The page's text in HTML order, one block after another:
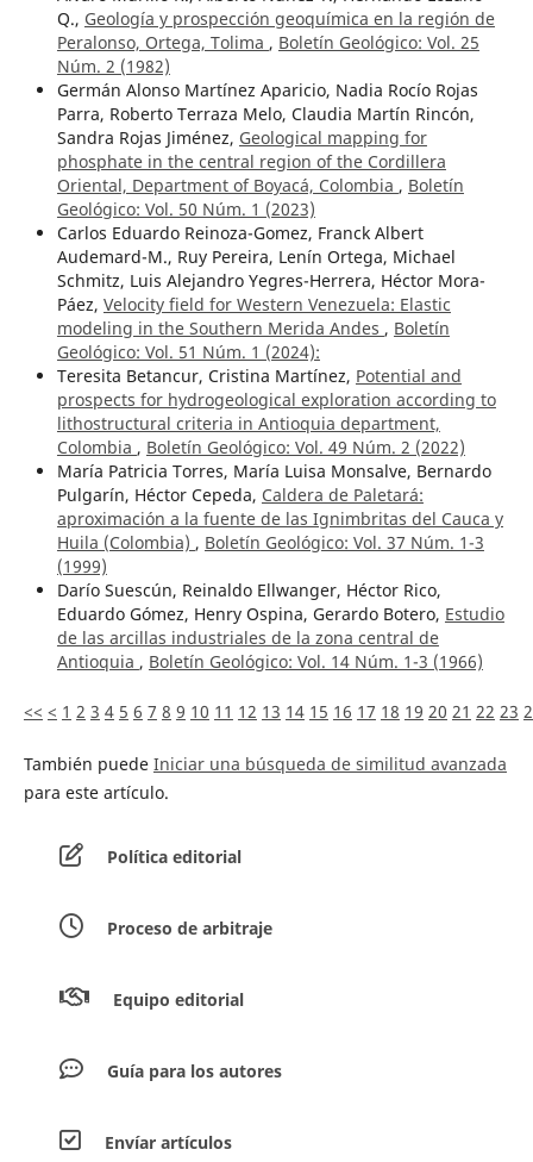
Q., Geología y prospección geoquímica en la región de
Peralonso, Ortega, Tolima , Boletín Geológico: Vol. 25
Núm. 2 (1982)
Germán Alonso Martínez Aparicio, Nadia Rocío Rojas
Parra, Roberto Terraza Melo, Claudia Martín Rincón,
Sandra Rojas Jiménez, Geological mapping for
phosphate in the central region of the Cordillera
Oriental, Department of Boyacá, Colombia , Boletín
Geológico: Vol. 50 Núm. 1 (2023)
Carlos Eduardo Reinoza-Gomez, Franck Albert
Audemard-M., Ruy Pereira, Lenín Ortega, Michael
Schmitz, Luis Alejandro Yegres-Herrera, Héctor Mora-
Páez, Velocity field for Western Venezuela: Elastic
modeling in the Southern Merida Andes , Boletín
Geológico: Vol. 51 Núm. 1 (2024):
Teresita Betancur, Cristina Martínez, Potential and
prospects for hydrogeological exploration according to
lithostructural criteria in Antioquia department,
Colombia , Boletín Geológico: Vol. 49 Núm. 2 (2022)
María Patricia Torres, María Luisa Monsalve, Bernardo
Pulgarín, Héctor Cepeda, Caldera de Paletará:
aproximación a la fuente de las Ignimbritas del Cauca y
Huila (Colombia) , Boletín Geológico: Vol. 37 Núm. 1-3
(1999)
Darío Suescún, Reinaldo Ellwanger, Héctor Rico,
Eduardo Gómez, Henry Ospina, Gerardo Botero, Estudio
de las arcillas industriales de la zona central de
Antioquia , Boletín Geológico: Vol. 14 Núm. 1-3 (1966)
<< < 1 2 3 4 5 6 7 8 9 10 11 12 13 14 15 16 17 18 19 20 21 22 23
También puede Iniciar una búsqueda de similitud avanzada
para este artículo.
Política editorial
Proceso de arbitraje
Equipo editorial
Guía para los autores
Envíar artículos